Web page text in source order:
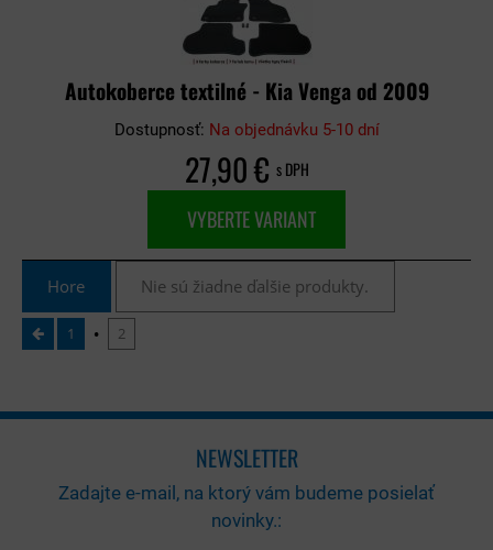
Autokoberce textilné - Kia Venga od 2009
Dostupnosť: Na objednávku 5-10 dní
27,90 € s DPH
VYBERTE VARIANT
Hore Nie sú žiadne ďalšie produkty.
1 2
NEWSLETTER
Zadajte e-mail, na ktorý vám budeme posielať
novinky.: